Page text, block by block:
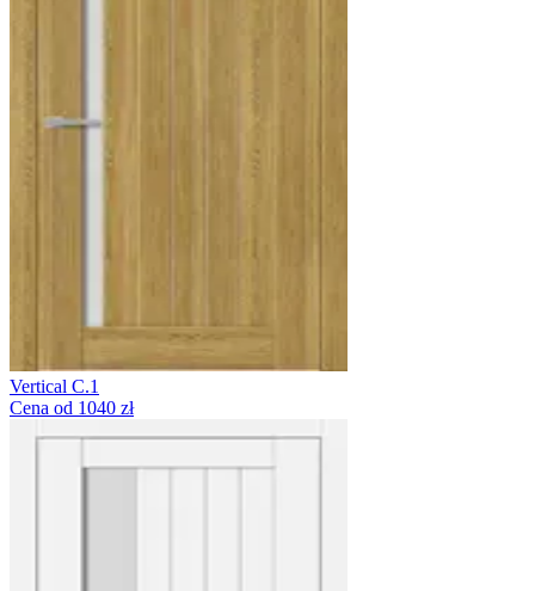
Vertical C.1
Cena od 1040 zł